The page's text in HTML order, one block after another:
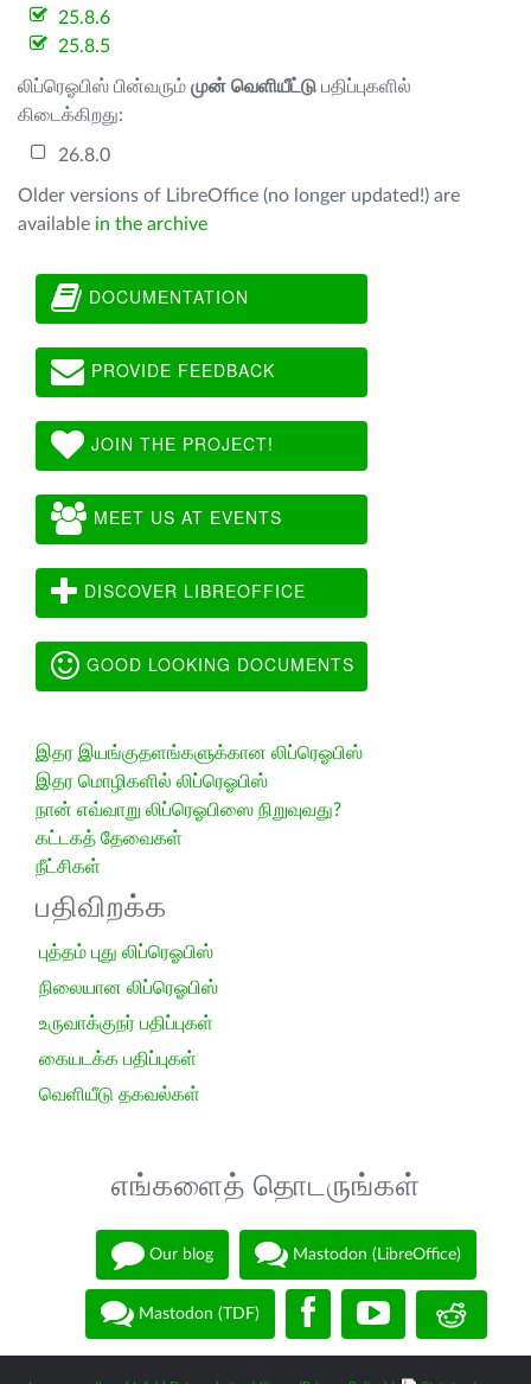
25.8.6
25.8.5
லிப்ரெஓபிஸ் பின்வரும் முன் வெளியீட்டு பதிப்புகளில்
கிடைக்கிறது:
26.8.0
Older versions of LibreOffice (no longer updated!) are
available in the archive
DOCUMENTATION
PROVIDE FEEDBACK
JOIN THE PROJECT!
MEET US AT EVENTS
DISCOVER LIBREOFFICE
GOOD LOOKING DOCUMENTS
இதர இயங்குதளங்களுக்கான லிப்ரெஓபிஸ்
இதர மொழிகளில் லிப்ரெஓபிஸ்
நான் எவ்வாறு லிப்ரெஓபிஸை நிறுவுவது?
கட்டகத் தேவைகள்
நீட்சிகள்
பதிவிறக்க
புத்தம் புது லிப்ரெஓபிஸ்
நிலையான லிப்ரெஓபிஸ்
உருவாக்குநர் பதிப்புகள்
கையடக்க பதிப்புகள்
வெளியீடு தகவல்கள்
எங்களைத் தொடருங்கள்
Our blog Mastodon (LibreOffice)
Mastodon (TDF)